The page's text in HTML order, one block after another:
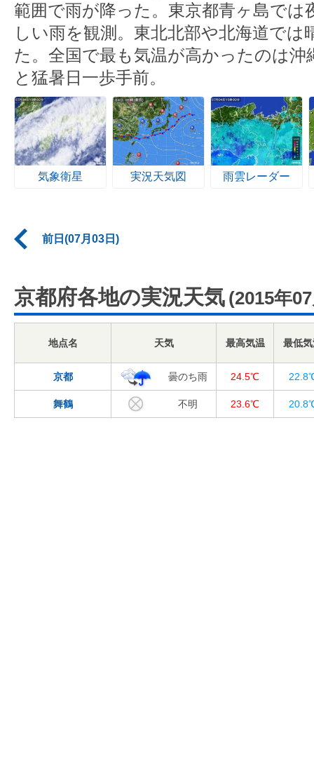
範囲で雨が降った。東京都青ヶ島では
しい雨を観測。東北北部や北海道で
た。全国で最も気温が高かったのは沖
と猛暑日一歩手前。
気象衛星 実況天気図 雨雲レーダー
前日(07月03日)
京都府各地の実況天気 (2015年
地点名 天気 最高気温 最低
京都 曇のち雨 24.5℃
舞鶴 不明 23.6℃